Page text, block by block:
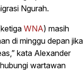
Ngurah.
WNA) masih
di minggu depan jika
kata Alexander
wartawan